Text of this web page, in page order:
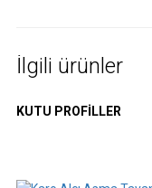
İlgili ürünler
KUTU PROFILLER